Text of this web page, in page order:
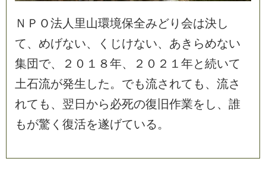
Ｎ Ｐ Ｏ法人 里山環境保全みどり 会は決し
て、 めげない、 く じけない、 あき らめない
集団で、 ２ ０ １ ８年、 ２ ０ ２ １ 年と続いて
土石流が発生 した。 でも流さ れて も 、 流さ
れて も 、 翌 日 から必死の復 旧作業を し 、 誰
もが驚 く 復活を遂げている。